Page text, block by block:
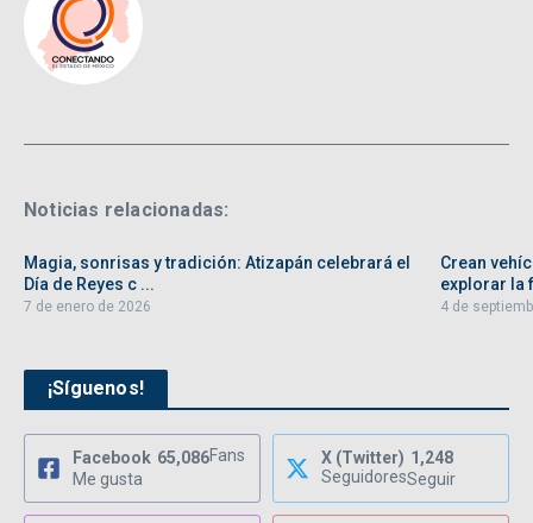
Noticias relacionadas:
Magia, sonrisas y tradición: Atizapán celebrará el
Día de Reyes c ...
7 de enero de 2026
Crean
explorar la
4 de
¡Síguenos!
Facebook 65,086Fans
Me gusta
X (Twitter) 1,248
SeguidoresSeguir